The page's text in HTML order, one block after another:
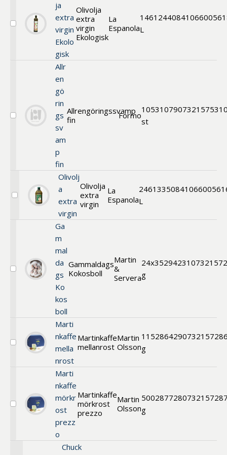
Välj
Ekologisk
ja
extra
virgin
Ekolo
gisk
Olivolja
extra
virgin
Ekologisk
La
Espanola
1
L
461244
Välj
Allrengöringssvamp
Allr
en
gö
rin
gs
sv
am
p
fin
Allrengöringssvamp
fin
Formo
10
st
531079
Välj
Olivolj
a
extra
virgin
Olivolja
extra
virgin
La
Espanola
2
L
461335
Välj
Ga
m
mal
da
gs
Ko
kos
boll
Gammaldags
Kokosboll
Martin
&
Servera
24x35
g
294231
Välj
Marti
nkaffe
mella
nrost
Martinkaffe
mellanrost
Martin
Olsson
115
g
286429
Välj
Marti
nkaffe
mörkr
ost
prezz
o
Martinkaffe
mörkrost
prezzo
Martin
Olsson
500
g
287728
Chuck